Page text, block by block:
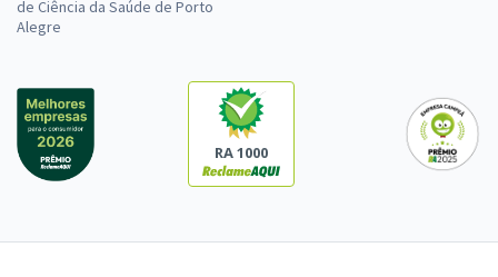
de Ciência da Saúde de Porto
Alegre
RA 1000